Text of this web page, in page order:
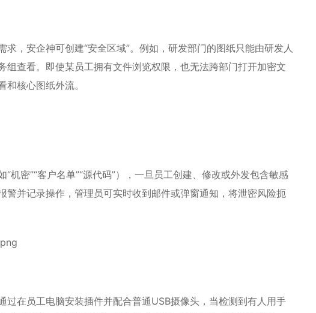
求，安企神可创建“安全区域”。例如，研发部门的图纸只能由研发人
组查看。即使某员工拥有文件浏览权限，也无法跨部门打开加密文
核心图纸外流。
“机密”“客户名单”“源代码”），一旦员工创建、修改或外发包含敏感
警并记录操作，管理员可实时收到邮件或弹窗通知，将泄密风险扼
过在员工电脑安装插件并配合普通USB摄像头，当检测到有人用手